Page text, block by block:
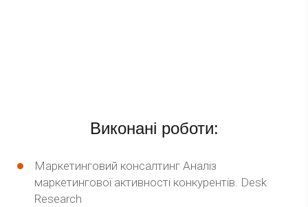
Виконані роботи:
Маркетинговий консалтинг Аналіз
маркетингової активності конкурентів. Desk
Research